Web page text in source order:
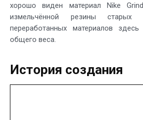
хорошо виден материал Nike
измельчённой резины старых
переработанных материалов
общего веса.
История создания